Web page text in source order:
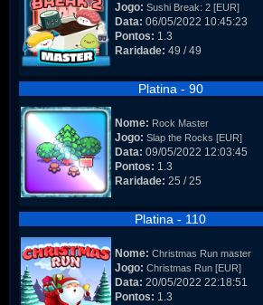
Jogo: Sushi Break: 2 [EUR]
Data: 06/05/2022 10:45:23
Pontos: 1.3
Raridade: 49 / 49
Platina - 90
Nome: Rock Master
Jogo: Slap the Rocks [EUR]
Data: 09/05/2022 12:03:45
Pontos: 1.3
Raridade: 25 / 25
Platina - 110
Nome: Christmas Run master
Jogo: Christmas Run [EUR]
Data: 20/05/2022 22:18:51
Pontos: 1.3